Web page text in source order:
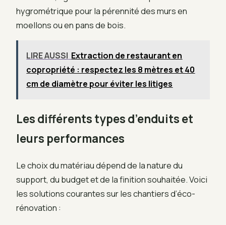
hygrométrique pour la pérennité des murs en
moellons ou en pans de bois.
LIRE AUSSI Extraction de restaurant en
copropriété : respectez les 8 mètres et 40
cm de diamètre pour éviter les litiges
Les différents types d’enduits et
leurs performances
Le choix du matériau dépend de la nature du
support, du budget et de la finition souhaitée. Voici
les solutions courantes sur les chantiers d’éco-
rénovation :